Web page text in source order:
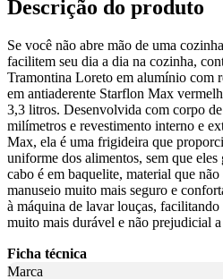
Descrição do produto
Se você não abre mão de uma
facilitem seu dia a dia na cozinha,
Tramontina Loreto em alumínio com
em antiaderente Starflon Max
3,3 litros. Desenvolvida com corpo
milímetros e revestimento interno e
Max, ela é uma frigideira que
uniforme dos alimentos, sem que
cabo é em baquelite, material que
manuseio muito mais seguro e
à máquina de lavar louças,
muito mais durável e não prejudicial
Ficha técnica
Marca